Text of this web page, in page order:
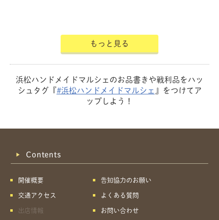
もっと見る
浜松ハンドメイドマルシェのお品書きや戦利品をハッ
シュタグ『#浜松ハンドメイドマルシェ 』をつけてア
ップしよう！
Contents
開催概要
交通アクセス
出店情報
告知協力のお願い
よくある質問
お問い合わせ